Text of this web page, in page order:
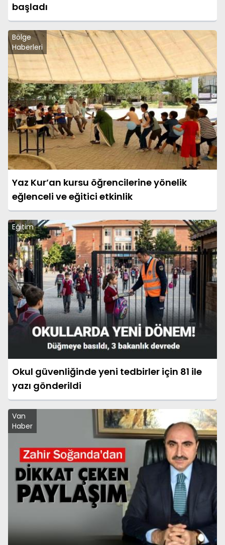
başladı
Bölge
Haberleri
Yaz Kur’an kursu öğrencilerine yönelik
eğlenceli ve eğitici etkinlik
Eğitim
Okul güvenliğinde yeni tedbirler için 81 ile
yazı gönderildi
Van
Haber